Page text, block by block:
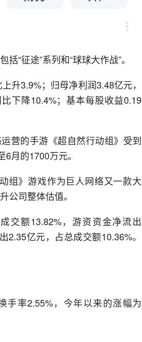
“征途”系列和“球球大作战”。
升3.9%；归母净利润3.48亿元，
下降10.4%；基本每股收益0.19
营的手游《超自然行动组》受到
月的1700万元。
组》游戏作为巨人网络又一款大
公司整体估值。
交额13.82%，游资资金净流出
亿元，占总成交额10.36%。
手率2.55%，今年以来的涨幅为